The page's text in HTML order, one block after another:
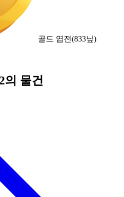
골드 엽전(833닢)
의 물건